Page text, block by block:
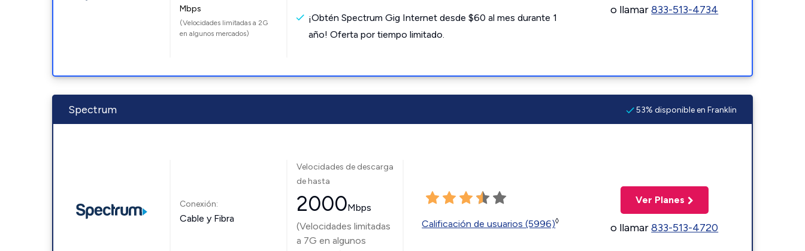
Mbps
(Velocidades limitadas a 2G
en algunos mercados)
¡Obtén Spectrum Gig Internet desde $60 al mes durante 1
año! Oferta por tiempo limitado.
o llamar833-513-4734
Spectrum 53% disponible en Franklin
Conexión:
Cable y Fibra
Velocidades de descarga
de hasta
2000Mbps
(Velocidades limitadas
a 7G en algunos
Calificación de usuarios (5996)◊
Ver Planes
o llamar833-513-4720